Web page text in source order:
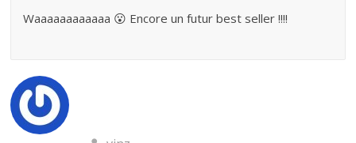
Waaaaaaaaaaaa 😮 Encore un futur best seller !!!!